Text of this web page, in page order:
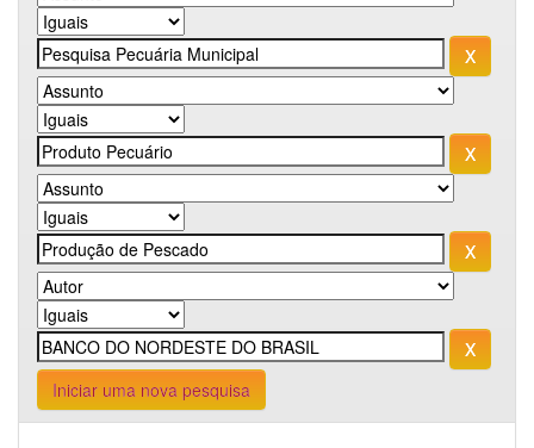
Iniciar uma nova pesquisa